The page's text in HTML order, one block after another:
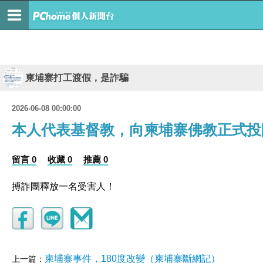
柬埔寨打工渡假，是詐騙
2026-06-08 00:00:00
本人代表基督教，向柬埔寨佛教正式
留言 0 收藏 0 推薦 0
搏詐團釋放一名受害人！
上一篇： 柬埔寨事件，180度改變（柬埔寨斷網記）